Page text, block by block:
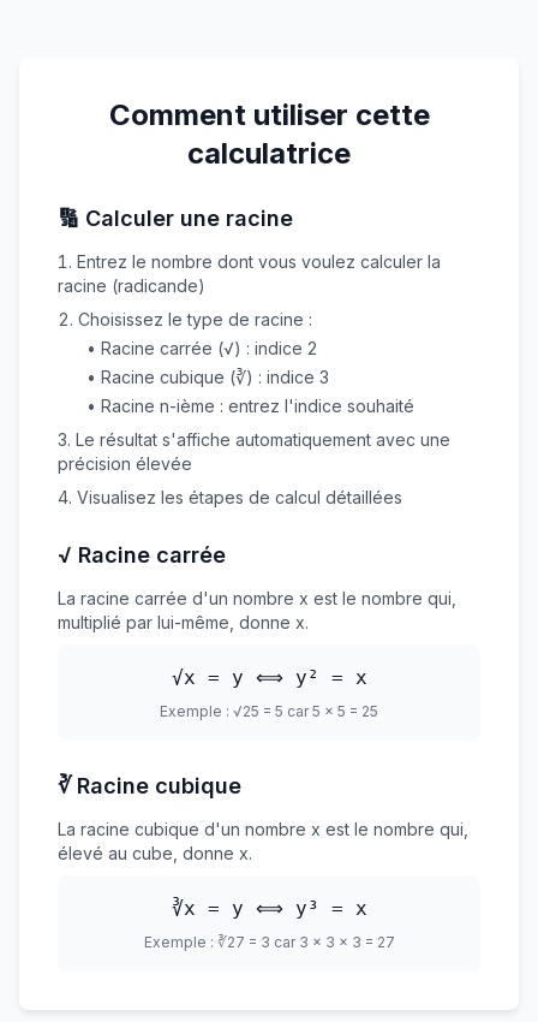
Comment utiliser cette
calculatrice
🔢 Calculer une racine
Entrez le nombre dont vous voulez calculer la
racine (radicande)
Choisissez le type de racine :
• Racine carrée (√) : indice 2
• Racine cubique (∛) : indice 3
• Racine n-ième : entrez l'indice souhaité
Le résultat s'affiche automatiquement avec une
précision élevée
Visualisez les étapes de calcul détaillées
√ Racine carrée
La racine carrée d'un nombre x est le nombre qui,
multiplié par lui-même, donne x.
√x = y ⟺ y² = x
Exemple : √25 = 5 car 5 × 5 = 25
∛ Racine cubique
La racine cubique d'un nombre x est le nombre qui,
élevé au cube, donne x.
∛x = y ⟺ y³ = x
Exemple : ∛27 = 3 car 3 × 3 × 3 = 27